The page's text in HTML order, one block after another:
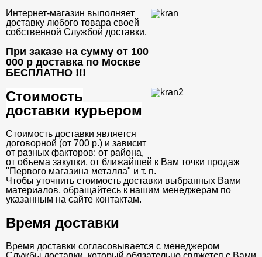
Интернет-магазин выполняет
доставку любого товара своей
собственной Службой доставки.
При заказе на сумму от 100
000 р доставка по Москве
БЕСПЛАТНО !!!
Стоимость
доставки курьером
Стоимость доставки является
договорной (от 700 р.) и зависит
от разных факторов: от района,
от объема закупки, от ближайшей к Вам точки продаж
"Первого магазина металла" и т. п.
Чтобы уточнить стоимость доставки выбранных Вами
материалов, обращайтесь к нашим менеджерам по
указанным на сайте контактам.
Время доставки
Время доставки согласовывается с менеджером